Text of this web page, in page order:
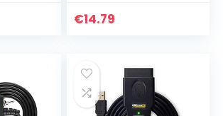
ledverlichting,
€14.79